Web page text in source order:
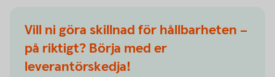
Vill ni göra skillnad för hållbarheten –
på riktigt? Börja med er
leverantörskedja!